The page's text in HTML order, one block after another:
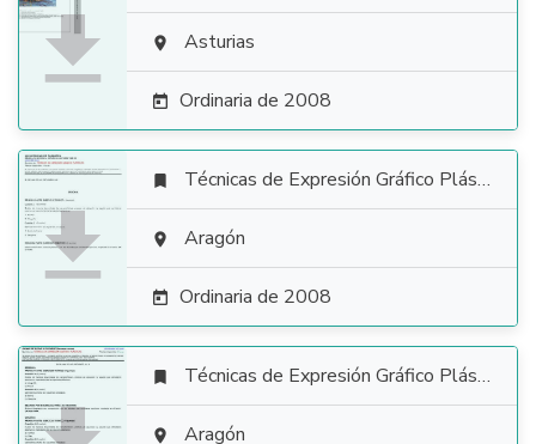
  Asturias
 Ordinaria de 2008

 Técnicas de Expresión Gráfico Plástica
 Aragón
 Ordinaria de 2008
 Técnicas de Expresión Gráfico Plástica
 Aragón